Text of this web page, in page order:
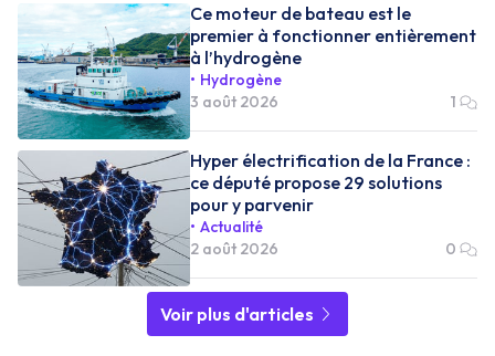
Ce moteur de bateau est le
premier à fonctionner entièrement
à l’hydrogène
Hydrogène
3 août 2026
1
Hyper électrification de la France :
ce député propose 29 solutions
pour y parvenir
Actualité
2 août 2026
0
Voir plus d'articles